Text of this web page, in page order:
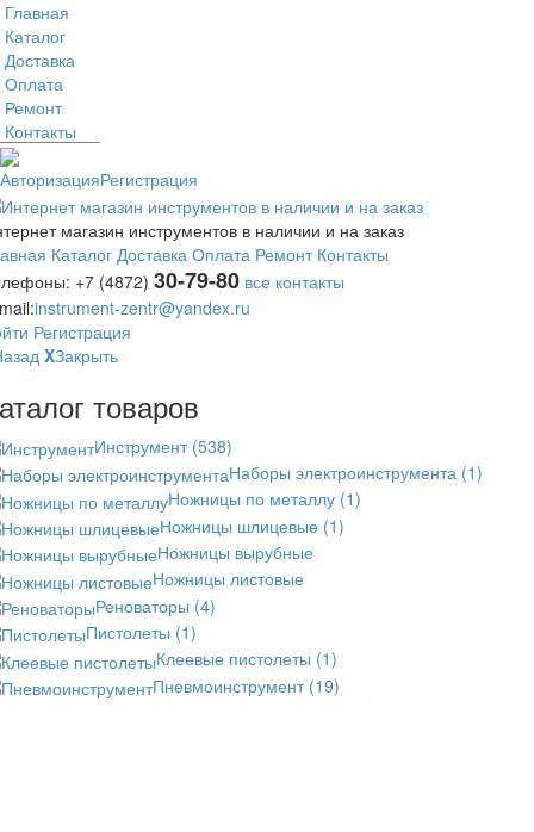
Главная
Каталог
Доставка
Оплата
Ремонт
Контакты
АвторизацияРегистрация
магазин инструментов в наличии и на заказ
Каталог Доставка Оплата Ремонт Контакты
+7 (4872) 30-79-80 все контакты
instrument-zentr@yandex.ru
Регистрация
XЗакрыть
товаров
Инструмент (538)
Наборы электроинструмента (1)
Ножницы по металлу (1)
Ножницы шлицевые (1)
Ножницы вырубные
Ножницы листовые
Реноваторы (4)
Пистолеты (1)
Клеевые пистолеты (1)
Пневмоинструмент (19)